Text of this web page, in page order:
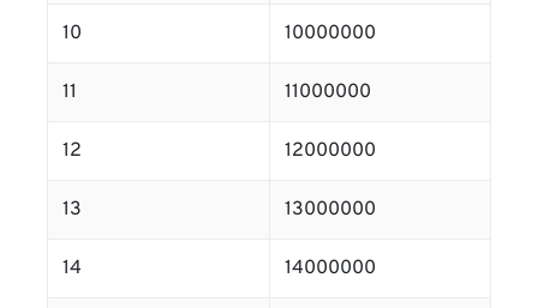
10 10000000
11 11000000
12 12000000
13 13000000
14 14000000